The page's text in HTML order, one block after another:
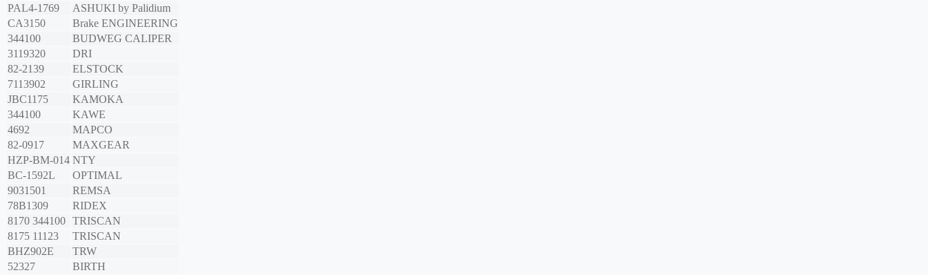
PAL4-1769
ASHUKI by Palidium
CA3150
Brake ENGINEERING
344100
BUDWEG CALIPER
3119320
DRI
82-2139
ELSTOCK
7113902
GIRLING
JBC1175
KAMOKA
344100
KAWE
4692
MAPCO
82-0917
MAXGEAR
HZP-BM-014 NTY
BC-1592L
OPTIMAL
9031501
REMSA
78B1309
RIDEX
8170 344100 TRISCAN
8175 11123
TRISCAN
BHZ902E
TRW
52327
BIRTH